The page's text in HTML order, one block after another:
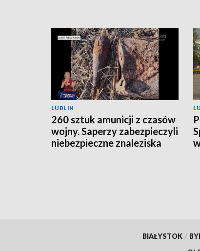
LUBLIN
260 sztuk amunicji z czasów
wojny. Saperzy zabezpieczyli
niebezpieczne znaleziska
BIAŁYSTOK /